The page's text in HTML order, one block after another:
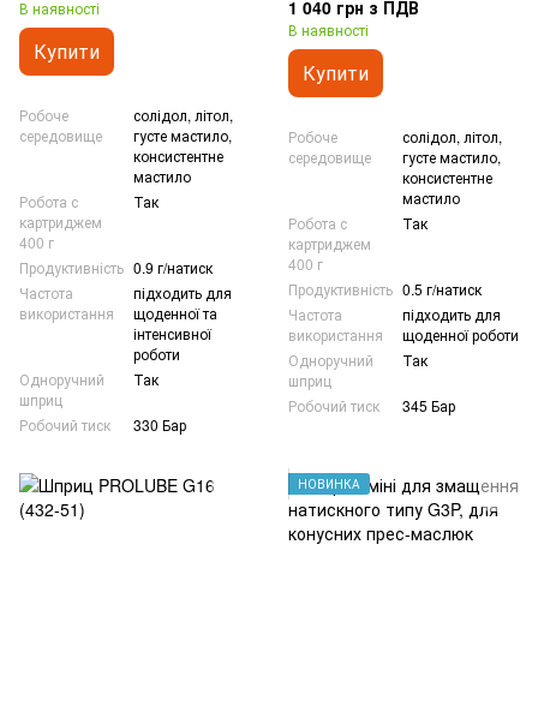
В наявності
Купити
Робоче
середовище
солідол, літол,
густе мастило,
консистентне
мастило
Робота с
картриджем
400 г
Так
Продуктивність 0.9 г/натиск
Частота
використання
підходить для
щоденної та
інтенсивної
роботи
Одноручний
шприц
Так
Робочий тиск 330 Бар
1 040 грн з ПДВ
В наявності
Купити
Робоче
середовище
солідол, літол,
густе мастило,
консистентне
мастило
Робота с
картриджем
400 г
Так
Продуктивність 0.5 г/натиск
Частота
використання
підходить для
щоденної роботи
Одноручний
шприц
Так
Робочий тиск 345 Бар
НОВИНКА